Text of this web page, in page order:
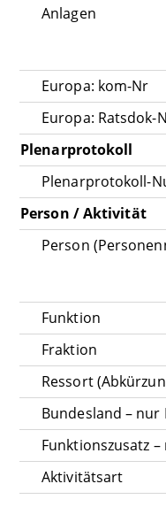
Anlagen
Europa: kom-Nr
Europa: Ratsdok-
Plenarprotokoll
Plenarprotokoll-
Person / Aktivität
Person
Funktion
Fraktion
Ressort
Bundesland – nur
Funktionszusatz –
Aktivitätsart